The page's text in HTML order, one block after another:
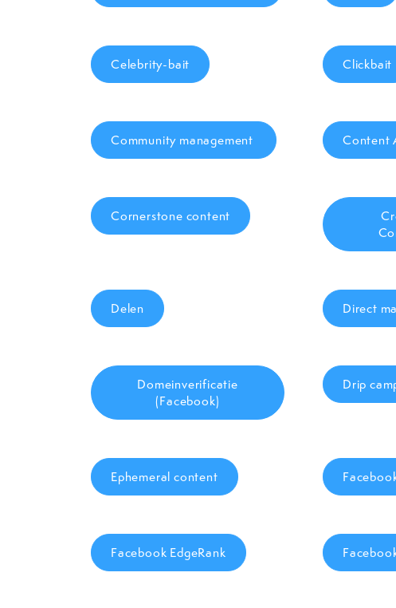
Celebrity-bait Clickbait
Community management Content
Cornerstone content
Delen Direct
Domeinverificatie
(Facebook)
Drip
Ephemeral content
Facebook EdgeRank